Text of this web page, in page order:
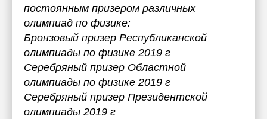
постоянным призером различных
олимпиад по физике:
Бронзовый призер Республиканской
олимпиады по физике 2019 г
Серебряный призер Областной
олимпиады по физике 2019 г
Серебряный призер Президентской
олимпиады 2019 г